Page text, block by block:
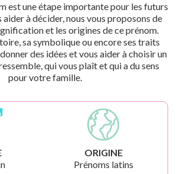
est une étape importante pour les futurs
aider à décider, nous vous proposons de
et les origines de ce prénom.
sa symbolique ou encore ses traits
des idées et vous aider à choisir un
qui vous plaît et qui a du sens
pour votre famille.
ORIGINE
Prénoms latins